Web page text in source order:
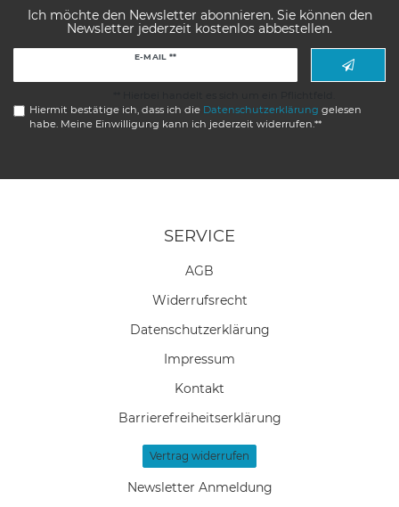
Ich möchte den Newsletter abonnieren. Sie können den
Newsletter jederzeit kostenlos abbestellen.
E-MAIL **
Hiermit bestätige ich, dass ich die Daten­schutz­erklärung gelesen
habe. Meine Einwilligung kann ich jederzeit widerrufen.**
SERVICE
AGB
Widerrufs­recht
Daten­schutz­erklärung
Impressum
Kontakt
Barrierefreiheitserklärung
Vertrag widerrufen
Newsletter Anmeldung